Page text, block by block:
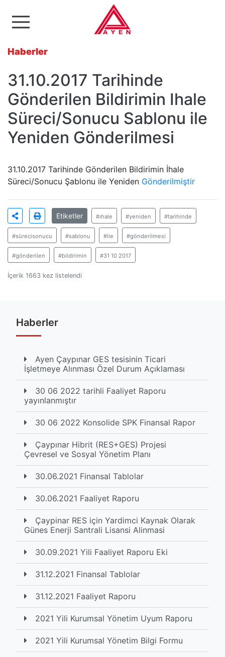
Ayen Enerji A.Ş
Haberler
31.10.2017 Tarihinde
Gönderilen Bildirimin Ihale
Süreci/Sonucu Sablonu ile
Yeniden Gönderilmesi
31.10.2017 Tarihinde Gönderilen Bildirimin İhale
Süreci/Sonucu Şablonu ile Yeniden Gönderilmiştir
Etiketler #ıhale #yeniden #tarihinde
#sürecisonucu #sablonu #ile #gönderilmesi
#gönderilen #bildirimin #31 10 2017
İçerik 1663 kez listelendi
Haberler
Ayen Çaypınar GES tesisinin Ticari
İşletmeye Alınması Özel Durum Açıklaması
30 06 2022 tarihli Faaliyet Raporu
yayınlanmıştır
30 06 2022 Konsolide SPK Finansal Rapor
Çaypınar Hibrit (RES+GES) Projesi
Çevresel ve Sosyal Yönetim Planı
30.06.2021 Finansal Tablolar
30.06.2021 Faaliyet Raporu
Çaypinar RES için Yardimci Kaynak Olarak
Günes Enerji Santrali Lisansi Alinmasi
30.09.2021 Yili Faaliyet Raporu Eki
31.12.2021 Finansal Tablolar
31.12.2021 Faaliyet Raporu
2021 Yili Kurumsal Yönetim Uyum Raporu
2021 Yili Kurumsal Yönetim Bilgi Formu